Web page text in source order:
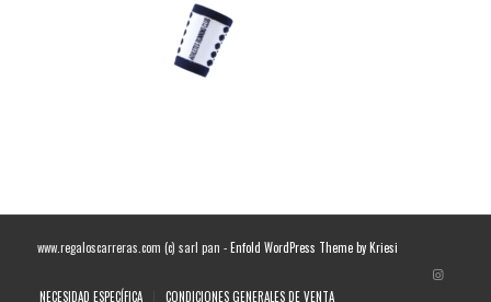
www.regaloscarreras.com (c) sarl pan -Enfold WordPress Theme by Kriesi
NECESIDAD ESPECÍFICA CONDICIONES GENERALES DE VENTA